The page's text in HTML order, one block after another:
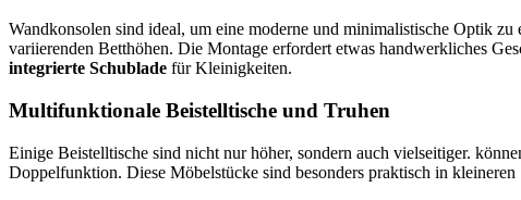
Wandkonsolen sind ideal, um eine moderne und minimalistische Optik
variierenden Betthöhen. Die Montage erfordert etwas handwerkliches
integrierte Schublade für Kleinigkeiten.
Multifunktionale Beistelltische und Truhen
Einige Beistelltische sind nicht nur höher, sondern auch vielseitiger.
Doppelfunktion. Diese Möbelstücke sind besonders praktisch in